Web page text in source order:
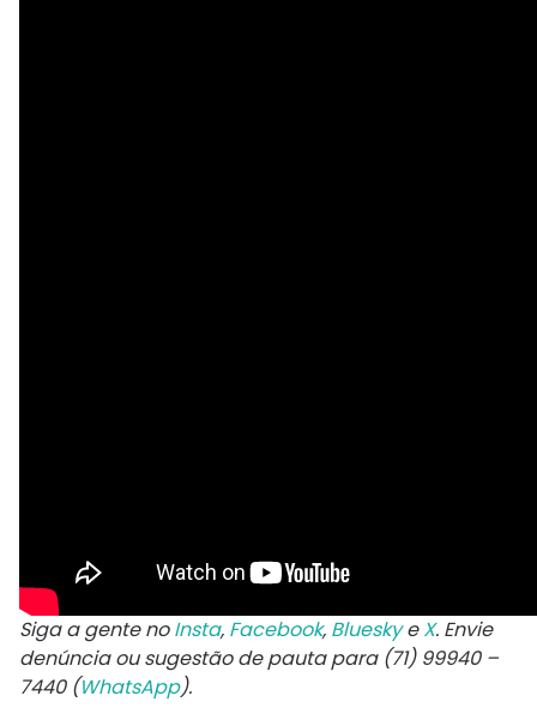
Siga a gente noInsta, Facebook, BlueskyeX. Envie
denúncia ou sugestão de pauta para (71) 99940 –
7440 (WhatsApp).